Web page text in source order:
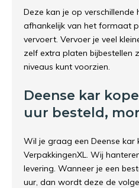
Deze kan je op
afhankelijk van het formaat
vervoert. Vervoer je veel
zelf extra platen bijbestellen
niveaus kunt voorzien.
Deense kar
uur besteld,
Wil je graag een Deense kar
VerpakkingenXL. Wij
levering. Wanneer je een
uur, dan wordt deze de